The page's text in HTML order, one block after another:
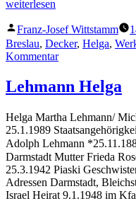
„Decker
weiterlesen
Veröffentlicht
von
Franz-Josef Wittstamm
Breslau, Decker, Helga,
Kommentarzu
Helga
Lehmann Helga
Helga Martha Lehmann/
25.1.1989
Adolph Lehmann
Darmstadt Mutter Frieda
25.3.1942 Piaski
Adressen Darmstadt,
Israel Heirat 9.1.1948 im